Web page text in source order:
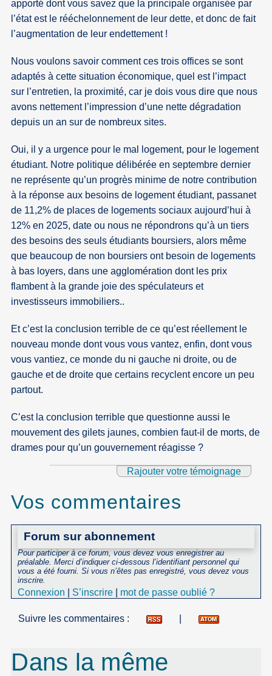
apporté dont vous savez que la principale organisée par
l’état est le rééchelonnement de leur dette, et donc de fait
l’augmentation de leur endettement !
Nous voulons savoir comment ces trois offices se sont
adaptés à cette situation économique, quel est l’impact
sur l’entretien, la proximité, car je dois vous dire que nous
avons nettement l’impression d’une nette dégradation
depuis un an sur de nombreux sites.
Oui, il y a urgence pour le mal logement, pour le logement
étudiant. Notre politique délibérée en septembre dernier
ne représente qu’un progrès minime de notre contribution
à la réponse aux besoins de logement étudiant, passanet
de 11,2% de places de logements sociaux aujourd’hui à
12% en 2025, date ou nous ne répondrons qu’à un tiers
des besoins des seuls étudiants boursiers, alors même
que beaucoup de non boursiers ont besoin de logements
à bas loyers, dans une agglomération dont les prix
flambent à la grande joie des spéculateurs et
investisseurs immobiliers..
Et c’est la conclusion terrible de ce qu’est réellement le
nouveau monde dont vous vous vantez, enfin, dont vous
vous vantiez, ce monde du ni gauche ni droite, ou de
gauche et de droite que certains recyclent encore un peu
partout.
C’est la conclusion terrible que questionne aussi le
mouvement des gilets jaunes, combien faut-il de morts, de
drames pour qu’un gouvernement réagisse ?
Rajouter votre témoignage
Vos commentaires
Forum sur abonnement
Pour participer à ce forum, vous devez vous enregistrer au
préalable. Merci d’indiquer ci-dessous l’identifiant personnel qui
vous a été fourni. Si vous n’êtes pas enregistré, vous devez vous
inscrire.
Connexion S’inscrire mot de passe oublié ?
Suivre les commentaires :
Dans la même